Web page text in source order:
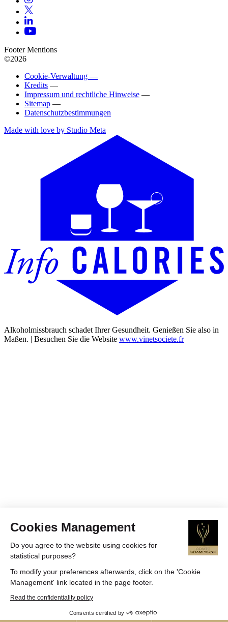
Cookies Management
Do you agree to the website using cookies for
statistical purposes?
To modify your preferences afterwards, click on the 'Cookie
Management' link located in the page footer.
Read the confidentiality policy
Consents certified by
Footer Mentions
©2026
Cookie-Verwaltung —
Kredits —
Impressum und rechtliche Hinweise —
Sitemap —
Datenschutzbestimmungen
Made with love by Studio Meta
Alkoholmissbrauch schadet Ihrer Gesundheit. Genießen Sie also in
Maßen. | Besuchen Sie die Website www.vinetsociete.fr